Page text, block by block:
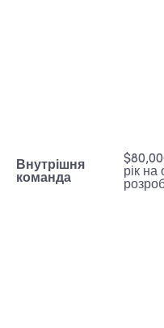
Внутрішня
команда
рік на